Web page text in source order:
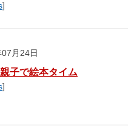
]
月24日
子で絵本タイム
]